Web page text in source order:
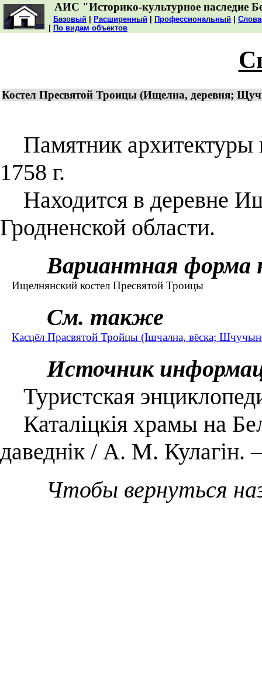
АИС "Историко-культурное наследие
Базовый Расширенный Профессиональный
По видам объектов
Костел Пресвятой Троицы (Ищелна, деревня;
Памятник архитектуры
1758 г.
Находится в деревне
Гродненской области.
Вариантная форма
Ищелнянский костел Пресвятой Троицы
См. также
Касцёл Прасвятой Тройцы (Ішчална, вёска;
Источник
Туристская
Каталіцкія храмы на
даведнік / А. М.
Чтобы вернуться